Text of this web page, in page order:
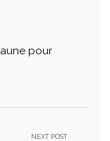
pour
NEXT POST